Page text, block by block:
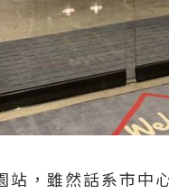
站，雖然話系市中